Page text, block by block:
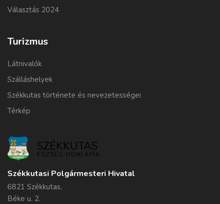
Választás 2024
Turizmus
Látnivalók
Szálláshelyek
Székkutas története és nevezetességei
Térkép
SZÉKKUTAS
KÖZSÉG HONLAPJA
Székkutasi Polgármesteri Hivatal
6821 Székkutas,
Béke u. 2.